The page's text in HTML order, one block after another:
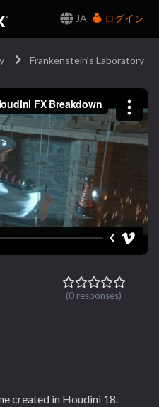
JA
ログイン
Frankenstein’s Laboratory
(0 responses)
created in Houdini 18.